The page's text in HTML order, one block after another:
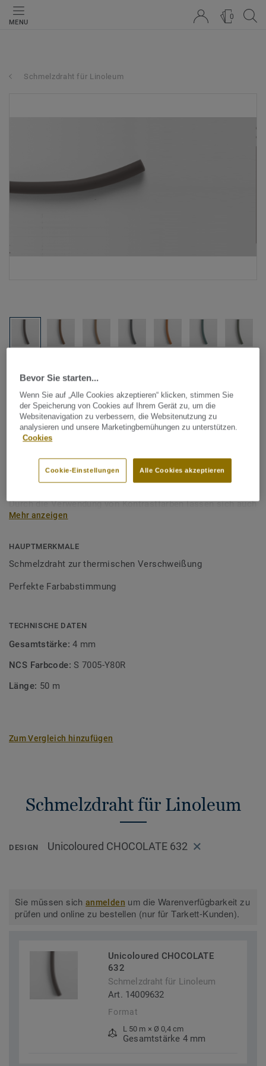
MENU
0
Schmelzdraht für Linoleum
Tarkett Zubehör Komplettsortiment|Schweißschnüre
Schmelzdraht für Linoleum -
Unicoloured CHOCOLATE 632
Schmelzdraht wird zur thermischen Verschweißung zweier
Linoleum-Bahnen verwendet. Tarkett Schmelzdrähte sind
Durch die Verwendung von Kontrastfarben lassen sich auch
besondere Designeffekte schaffen.
Mehr anzeigen
HAUPTMERKMALE
Schmelzdraht zur thermischen Verschweißung
Perfekte Farbabstimmung
TECHNISCHE DATEN
Gesamtstärke:4 mm
NCS Farbcode:S 7005-Y80R
Länge: 50 m
Zum Vergleich hinzufügen
Schmelzdraht für Linoleum
DESIGN Unicoloured CHOCOLATE 632
Sie müssen sichanmelden um die Warenverfügbarkeit zu
prüfen und online zu bestellen (nur für Tarkett-Kunden).
Unicoloured CHOCOLATE
632
Schmelzdraht für Linoleum
Art. 14009632
Format
L 50 m × Ø 0,4 cm
Gesamtstärke 4 mm
Bevor Sie starten...
Wenn Sie auf „Alle Cookies akzeptieren“ klicken, stimmen Sie
der Speicherung von Cookies auf Ihrem Gerät zu, um die
Websitenavigation zu verbessern, die Websitenutzung zu
analysieren und unsere Marketingbemühungen zu unterstützen.
Cookies
Alle Cookies akzeptieren
Cookie-Einstellungen